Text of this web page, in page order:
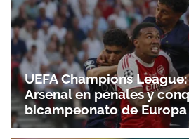
UEFA Champions
Arsenal en penales y
bicampeonato de Europa